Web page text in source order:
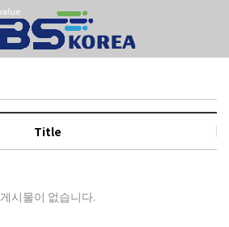
Title
게시물이 없습니다.